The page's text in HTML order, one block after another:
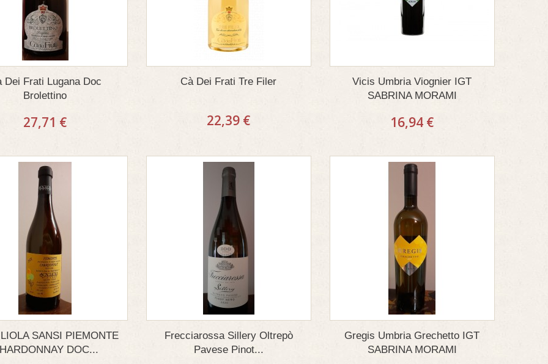
Dei Frati Lugana Doc
Brolettino
27,71 €
Cà Dei Frati Tre Filer
22,39 €
Vicis Umbria Viognier IGT
SABRINA MORAMI
16,94 €
SANSI PIEMONTE
DOC...
Frecciarossa Sillery Oltrepò
Pavese Pinot...
Gregis Umbria Grechetto IGT
SABRINA MORAMI